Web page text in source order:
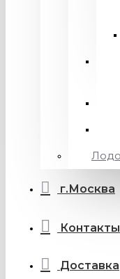
г.Москва
Контакты
Доставка